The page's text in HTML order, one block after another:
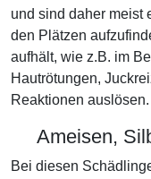
und sind daher meist
den Plätzen
aufhält, wie z.B. im
Hautrötungen,
Reaktionen auslösen.
Ameisen,
Bei diesen